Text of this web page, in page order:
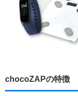
chocoZAPの特徴